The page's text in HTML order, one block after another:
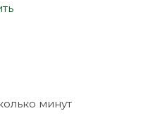
минут